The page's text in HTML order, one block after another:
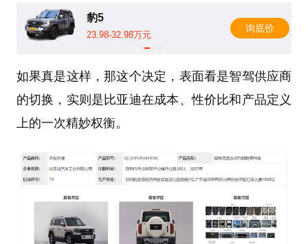
豹5
23.98-32.98万元
询底价
如果真是这样，那这个决定，表面看是智驾供应商
的切换，实则是比亚迪在成本、性价比和产品定义
上的一次精妙权衡。